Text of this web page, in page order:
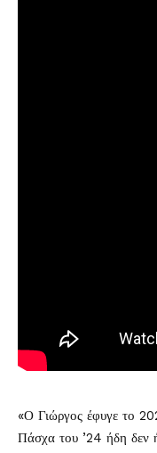
«Ο Γιώργος έφυγε το
Πάσχα του ’24 ήδη δεν